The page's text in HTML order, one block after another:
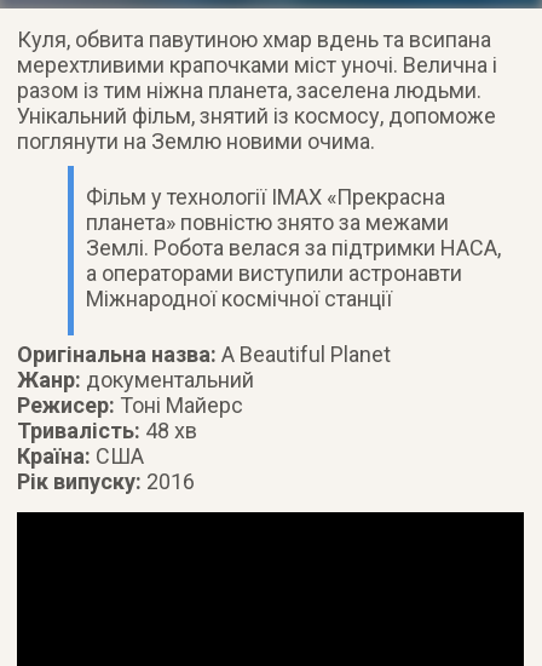
Куля, обвита павутиною хмар вдень та всипана
мерехтливими крапочками міст уночі. Велична і
разом із тим ніжна планета, заселена людьми.
Унікальний фільм, знятий із космосу, допоможе
поглянути на Землю новими очима.
Фільм у технології ІМАХ «Прекрасна
планета» повністю знято за межами
Землі. Робота велася за підтримки НАСА,
а операторами виступили астронавти
Міжнародної космічної станції
Оригінальна назва:A Beautiful Planet
Жанр: документальний
Режисер: Тоні Майерс
Тривалість: 48 хв
Країна: США
Рік випуску: 2016